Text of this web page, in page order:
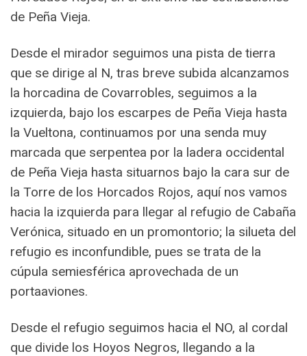
de Peña Vieja.
Desde el mirador seguimos una pista de tierra
que se dirige al N, tras breve subida alcanzamos
la horcadina de Covarrobles, seguimos a la
izquierda, bajo los escarpes de Peña Vieja hasta
la Vueltona, continuamos por una senda muy
marcada que serpentea por la ladera occidental
de Peña Vieja hasta situarnos bajo la cara sur de
la Torre de los Horcados Rojos, aquí nos vamos
hacia la izquierda para llegar al refugio de Cabaña
Verónica, situado en un promontorio; la silueta del
refugio es inconfundible, pues se trata de la
cúpula semiesférica aprovechada de un
portaaviones.
Desde el refugio seguimos hacia el NO, al cordal
que divide los Hoyos Negros, llegando a la